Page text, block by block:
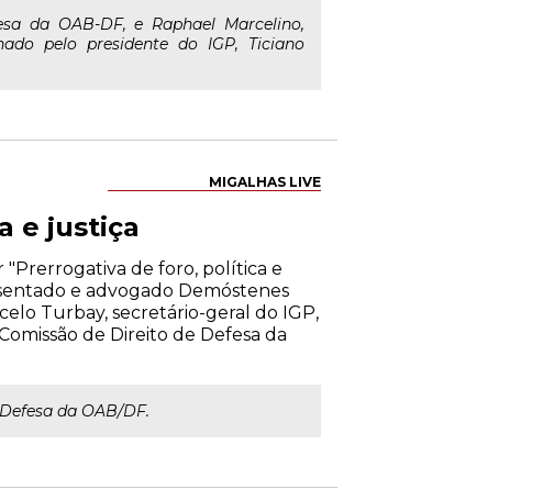
da OAB-DF, e Raphael Marcelino,
pelo presidente do IGP, Ticiano
MIGALHAS LIVE
e justiça
"Prerrogativa de foro, política e
e advogado Demóstenes
Turbay, secretário-geral do IGP,
de Direito de Defesa da
da OAB/DF.